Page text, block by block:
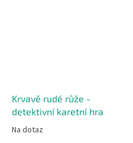
Krvavě rudé růže -
detektivní karetní hra
Na dotaz